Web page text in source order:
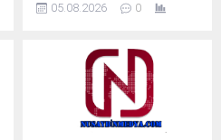
korkulukları arasına kafası
Ahmet Akkuş’un
müdahalesiyle kurtarıldı.
Olay, akşam saatlerinde
Cumhuriyet Mahallesi’nde
meydana geldi.Akrabalarını
05.08.2026 0